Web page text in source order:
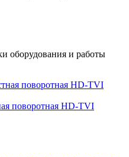
оборудования и работы
поворотная HD-TVI